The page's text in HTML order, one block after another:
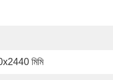
মিমি